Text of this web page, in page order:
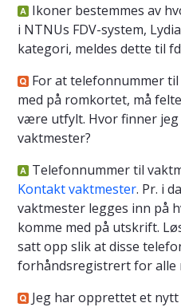
Ikoner bestemmes av
i NTNUs FDV-system,
kategori, meldes dette til
For at telefonnummer
med på romkortet, må
være utfylt. Hvor finner
vaktmester?
Telefonnummer til
Kontakt vaktmester. Pr. i
vaktmester legges inn på
komme med på utskrift.
satt opp slik at disse
forhåndsregistrert for alle
Jeg har opprettet et